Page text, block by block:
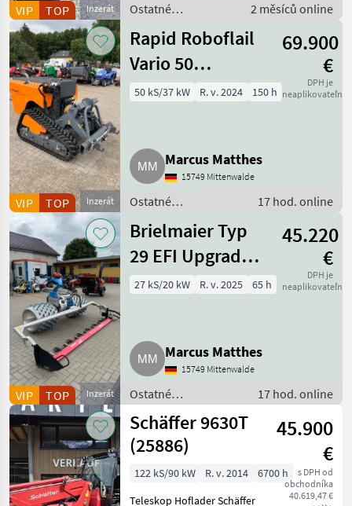
Inzerát
VIP TOP
Ostatné
silové stroje / ATV /
UTV / Quad
2 měsíců online
Inzerát
VIP TOP
Rapid Roboflail
Vario 50
Funkraupe
69.900
€
DPH je
neaplikovateľné
50 kS/37 kW R. v. 2024 150 h
Marcus Matthes
15749 Mittenwalde
Ostatné
silové stroje /
Motorové rotačné
kosačky
17 hod. online
Inzerát
VIP TOP
Brielmaier Typ
29 EFI Upgrade
Vorführmaschine
45.220
€
DPH je
neaplikovateľné
27 kS/20 kW R. v. 2025 65 h
Marcus Matthes
15749 Mittenwalde
Ostatné
poľnohospodárske
silové stroje /
Motorové rotačné
kosačky
17 hod. online
Schäffer 9630T
(25886)
45.900
€
s DPH od
obchodníka
40.619,47 €
122 kS/90 kW R. v. 2014
6700 h
Teleskop Hoflader Schäffer